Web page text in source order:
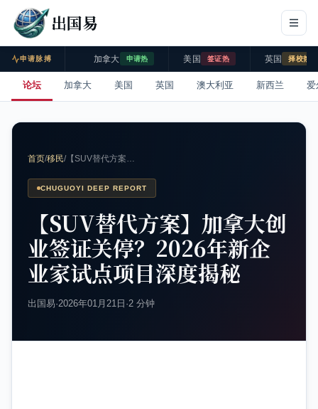
出国易
申请脉搏 加拿大 申请热 美国 签证热 英国 择校热
论坛 加拿大 美国 英国 澳大利亚 新西兰 爱
首页/移民/【SUV替代方案…
CHUGUOYI DEEP REPORT
【SUV替代方案】加拿大创
业签证关停？2026年新企
业家试点项目深度揭秘
出国易·2026年01月21日 ·2 分钟